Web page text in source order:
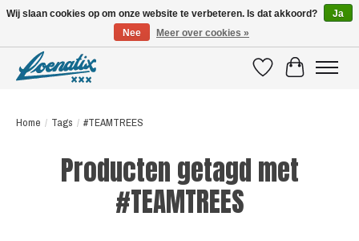
VerlanglijstWinkelwagen
Home / Tags / #TEAMTREES
Producten getagd met
#TEAMTREES
Wij slaan cookies op om onze website te verbeteren. Is dat akkoord?
Ja
Nee
Meer over cookies »